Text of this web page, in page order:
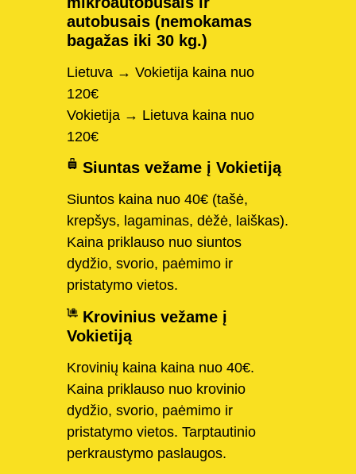
autobusais (nemokamas
bagažas iki 30 kg.)
Lietuva → Vokietija kaina nuo
120€
Vokietija → Lietuva kaina nuo
120€
Siuntas vežame į Vokietiją
Siuntos kaina nuo 40€ (tašė,
krepšys, lagaminas, dėžė, laiškas).
Kaina priklauso nuo siuntos
dydžio, svorio, paėmimo ir
pristatymo vietos.
Krovinius vežame į
Vokietiją
Krovinių kaina kaina nuo 40€.
Kaina priklauso nuo krovinio
dydžio, svorio, paėmimo ir
pristatymo vietos. Tarptautinio
perkraustymo paslaugos.